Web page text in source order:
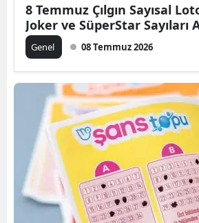
8 Temmuz Çılgın Sayısal
Joker ve SüperStar Sayıları
Genel 08 Temmuz 2026